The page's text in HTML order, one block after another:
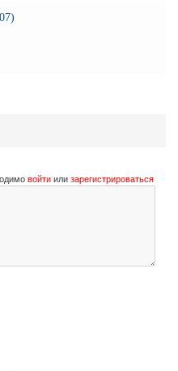
войти или зарегистрироваться